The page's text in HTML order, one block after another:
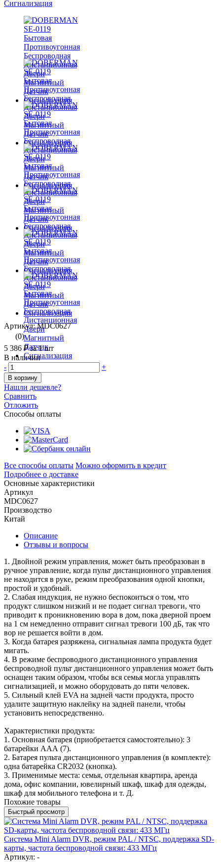
Артикул: MDC0627
(0)
5 386 ₽за 1 шт
В наличии
-
+
В корзину
Нашли дешевле?
Сравнить
Отложить
Способы оплаты
Все способы оплаты Можно оформить в кредит
Подробнее о доставке
Основные характеристики
Артикул
MDC0627
Производство
Китай
Описание
Отзывы и вопросы
1. Двойной режим управления, может быть преобразован в
ручное управление, когда пульт дистанционного управления
не находится в руке, режим преобразования одной кнопки,
простой и удобный.
2. Слабая индукция, не нужно беспокоиться о том, что
продукт слишком низкий и не подает сигнал тревоги, что
приводит к проникновению вора в дом, пока дверной проем
на 1 см немедленно отправит сигнал тревоги 100 дБ, так что
вор не решается войти в дом.
3. Когда батарея разряжена, сигнальная лампа продукта будет
мигать.
4. В режиме беспроводного дистанционного управления
беспроводной пульт дистанционного управления может быть
оснащен таким образом, чтобы вся семья могла управлять
сигнализацией, и можно оборудовать до пяти человек.
5. Сильный клей EVA на задней части продукта, просто
удалите защитную наклейку на задней панели, чтобы
установить непосредственно.
Характеристики продукта:
1. Основная батарея (приобретается самостоятельно): 3
батарейки ААА (7).
2. Батарея пульта дистанционного управления (в комплекте):
одна батарейка CR2032 (кнопка).
3. Применимые места: семья, отдельная квартира, аренда
дома, офис компании, ювелирный шкаф, шкаф для одежды,
шкаф для мобильного телефона и т. Д.
Похожие товары
Быстрый просмотр
Система Mini Alarm DVR, режим PAL / NTSC, поддержка SD-
карты, частота беспроводной связи: 433 МГц
Артикул: -